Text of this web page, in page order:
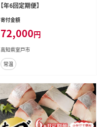
【年6回定期便】
寄付金額
72,000円
高知県室戸市
常温